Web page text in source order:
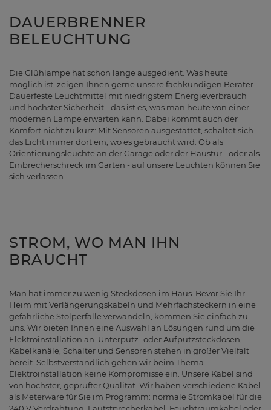
DAUERBRENNER
BELEUCHTUNG
Die Glühlampe hat schon lange ausgedient. Was heute
möglich ist, zeigen Ihnen gerne unsere fachkundigen Berater.
Dauerfeste Leuchtmittel mit niedrigstem Energieverbrauch
und höchster Sicherheit - das ist es, was man heute von einer
modernen Lampe erwarten kann. Dabei kommt auch der
Komfort nicht zu kurz: Mit Sensoren ausgestattet, schaltet sich
das Licht immer dort ein, wo es gebraucht wird. Ob als
Orientierungsleuchte an der Garage oder der Haustür - oder als
Einbrecherschreck im Garten - auf unsere Leuchten können Sie
sich verlassen.
STROM, WO MAN IHN
BRAUCHT
Man hat immer zu wenig Steckdosen im Haus. Bevor Sie Ihr
Heim mit Verlängerungskabeln und Mehrfachsteckern in eine
gefährliche Stolperfalle verwandeln, kommen Sie einfach zu
uns. Wir bieten Ihnen eine Auswahl an Lösungen rund um die
Elektroinstallation an. Unterputz- oder Aufputzsteckdosen,
Kabelkanäle, Schalter und Sensoren stehen in großer Vielfalt
bereit. Selbstverständlich gehen wir beim Thema
Elektroinstallation keine Kompromisse ein. Unsere Kabel sind
von höchster, geprüfter Qualität. Wir haben verschiedene Kabel
als Meterware für Sie im Programm: normale Stromkabel für die